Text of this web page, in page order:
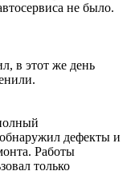
не было.
в этот же день
дефекты и
Работы
только